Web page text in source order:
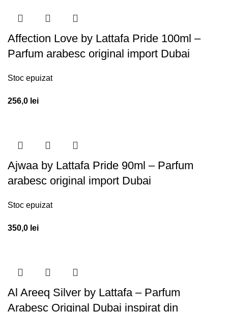
Affection Love by Lattafa Pride 100ml –
Parfum arabesc original import Dubai
Stoc epuizat
256,0 lei
Ajwaa by Lattafa Pride 90ml – Parfum
arabesc original import Dubai
Stoc epuizat
350,0 lei
Al Areeq Silver by Lattafa – Parfum
Arabesc Original Dubai inspirat din